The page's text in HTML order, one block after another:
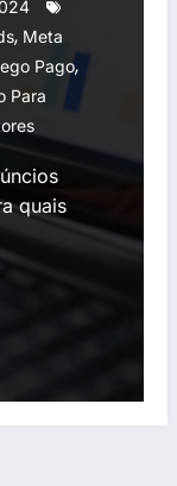
, Meta
Pago,
Para
quais